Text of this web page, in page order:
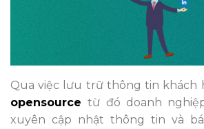
Qua việc lưu trữ thông tin khách
opensourcetừ đó doanh
xuyên cập nhật thông tin và